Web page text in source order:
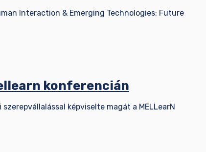
Interaction & Emerging Technologies: Future
konferencián
képviselte magát a MELLearN